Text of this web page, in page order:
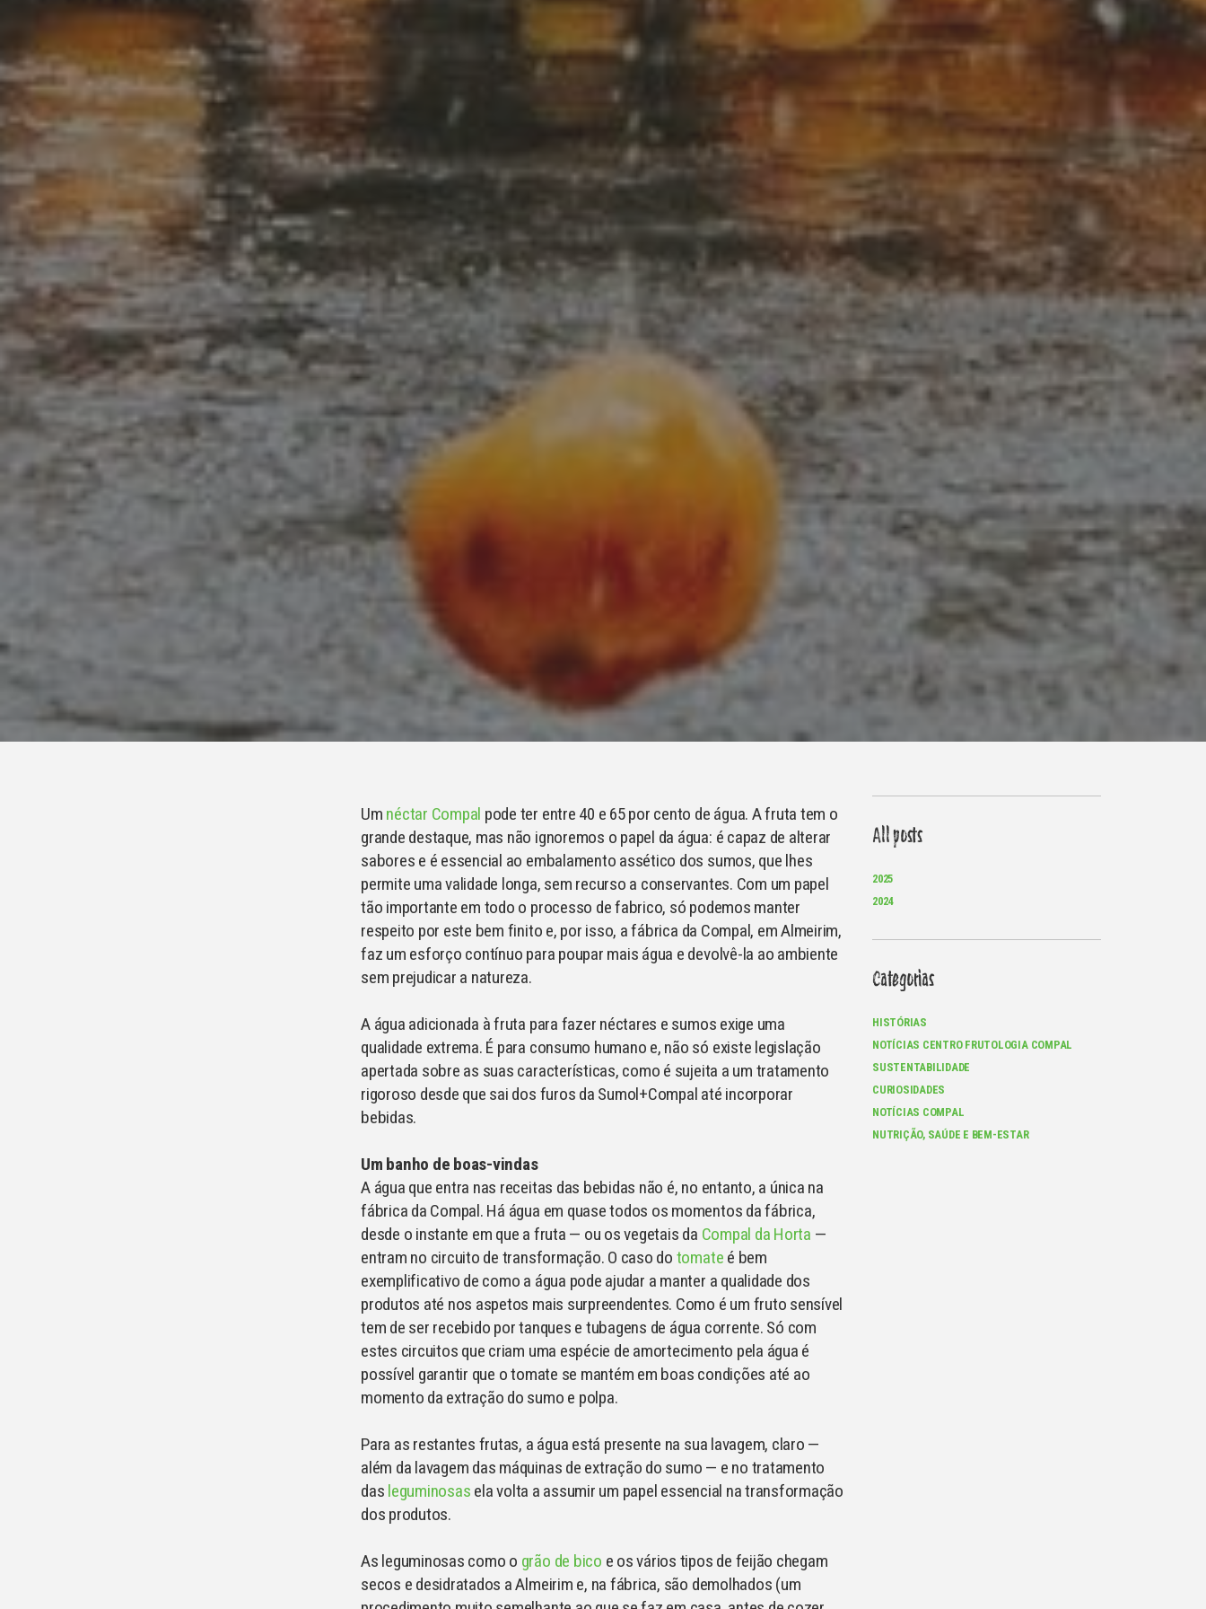
Um néctar Compal pode ter entre 40 e 65 por cento de água. A fruta tem o
grande destaque, mas não ignoremos o papel da água: é capaz de alterar
sabores e é essencial ao embalamento assético dos sumos, que lhes
permite uma validade longa, sem recurso a conservantes. Com um papel
tão importante em todo o processo de fabrico, só podemos manter
respeito por este bem finito e, por isso, a fábrica da Compal, em Almeirim,
faz um esforço contínuo para poupar mais água e devolvê-la ao ambiente
sem prejudicar a natureza.
A água adicionada à fruta para fazer néctares e sumos exige uma
qualidade extrema. É para consumo humano e, não só existe legislação
apertada sobre as suas características, como é sujeita a um tratamento
rigoroso desde que sai dos furos da Sumol+Compal até incorporar
bebidas.
Um banho de boas-vindas
A água que entra nas receitas das bebidas não é, no entanto, a única na
fábrica da Compal. Há água em quase todos os momentos da fábrica,
desde o instante em que a fruta — ou os vegetais da Compal da Horta —
entram no circuito de transformação. O caso do tomate é bem
exemplificativo de como a água pode ajudar a manter a qualidade dos
produtos até nos aspetos mais surpreendentes. Como é um fruto sensível
tem de ser recebido por tanques e tubagens de água corrente. Só com
estes circuitos que criam uma espécie de amortecimento pela água é
possível garantir que o tomate se mantém em boas condições até ao
momento da extração do sumo e polpa.
Para as restantes frutas, a água está presente na sua lavagem, claro —
além da lavagem das máquinas de extração do sumo — e no tratamento
das leguminosas ela volta a assumir um papel essencial na transformação
dos produtos.
As leguminosas como o grão de bico e os vários tipos de feijão chegam
secos e desidratados a Almeirim e, na fábrica, são demolhados (um
All posts
2025
2024
Categorias
HISTÓRIAS
NOTÍCIAS CENTRO FRUTOLOGIA COMPAL
SUSTENTABILIDADE
CURIOSIDADES
NOTÍCIAS COMPAL
NUTRIÇÃO, SAÚDE E BEM-ESTAR